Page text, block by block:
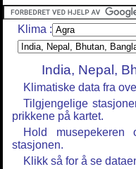
Klima :
India, Nepal,
Klimatiske data fra
Tilgjengelige
prikkene på kartet.
Hold
stasjonen.
Klikk så for å se